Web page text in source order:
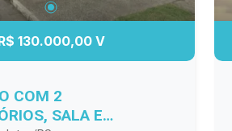
descanso. Além disso, a
veículos com segurança.
desejadas de Pelotas.
visita e venha conferir de
que esta casa tem a
130.000,00 V
COM 2
SALA E